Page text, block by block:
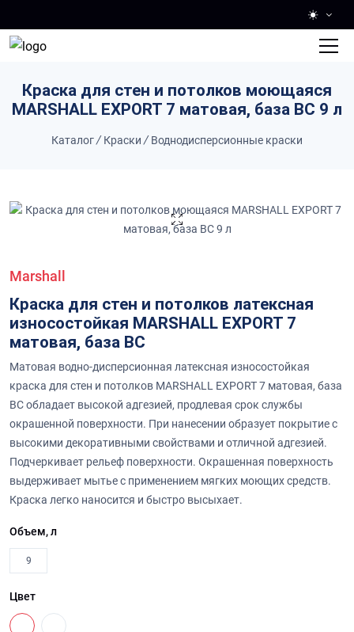
Краска для стен и потолков моющаяся
MARSHALL EXPORT 7 матовая, база BC 9 л
Каталог/ Краски / Воднодисперсионные краски
Marshall
Краска для стен и потолков латексная
износостойкая MARSHALL EXPORT 7
матовая, база BC
Матовая водно-дисперсионная латексная износостойкая
краска для стен и потолков MARSHALL EXPORT 7 матовая, база
BC обладает высокой адгезией, продлевая срок службы
окрашенной поверхности. При нанесении образует покрытие с
высокими декоративными свойствами и отличной адгезией.
Подчеркивает рельеф поверхности. Окрашенная поверхность
выдерживает мытье с применением мягких моющих средств.
Краска легко наносится и быстро высыхает.
Объем, л
9
Цвет